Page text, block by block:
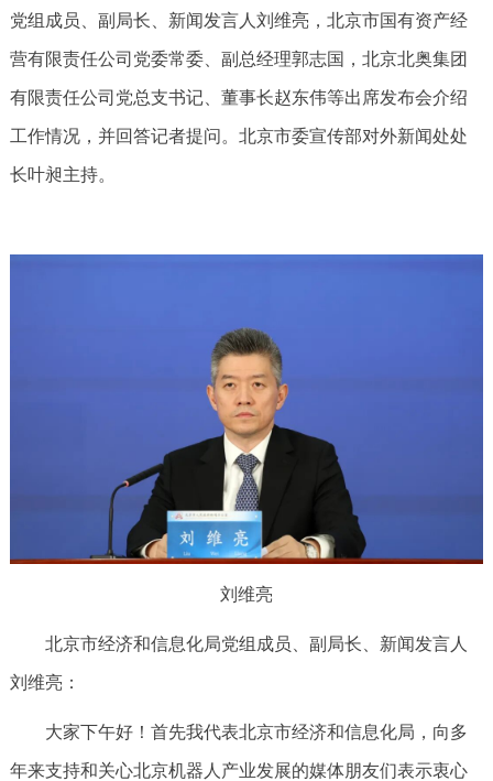
党组成员、副局长、新闻发言人刘维亮，北京市国有资产经
营有限责任公司党委常委、副总经理郭志国，北京北奥集团
有限责任公司党总支书记、董事长赵东伟等出席发布会介绍
工作情况，并回答记者提问。北京市委宣传部对外新闻处处
长叶昶主持。
刘维亮
北京市经济和信息化局党组成员、副局长、新闻发言人
刘维亮：
大家下午好！首先我代表北京市经济和信息化局，向多
年来支持和关心北京机器人产业发展的媒体朋友们表示衷心